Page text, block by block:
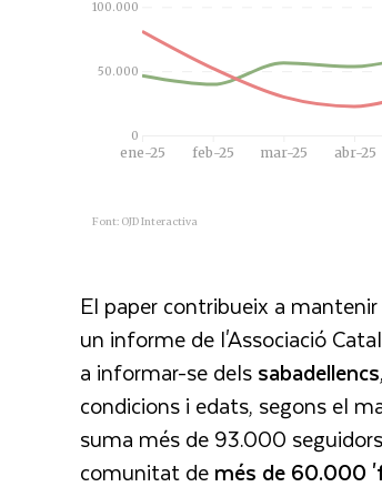
El paper contribueix a
un informe de l'Associació
a informar-se delssabadellencs
condicions i edats, segons el
suma més de 93.000
comunitat demés de 60.000